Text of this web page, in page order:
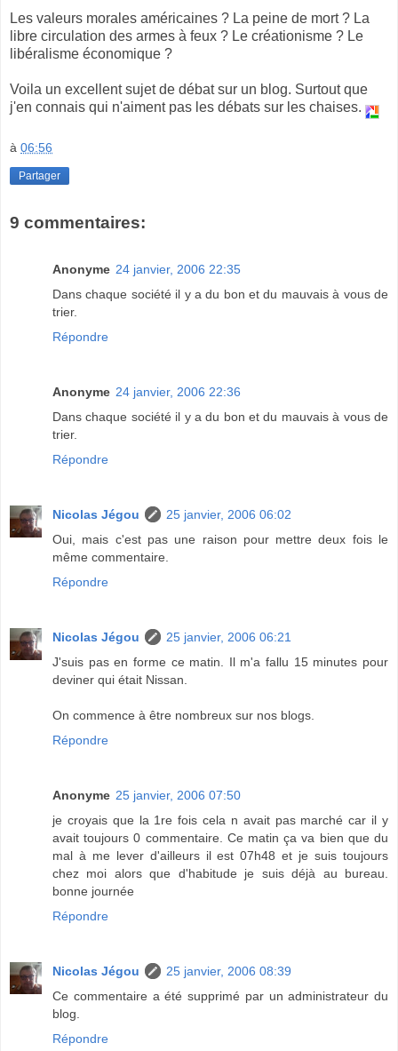
Les valeurs morales américaines ? La peine de mort ? La
libre circulation des armes à feux ? Le créationisme ? Le
libéralisme économique ?
Voila un excellent sujet de débat sur un blog. Surtout que
j'en connais qui n'aiment pas les débats sur les chaises.
à 06:56
Partager
9 commentaires:
Anonyme 24 janvier, 2006 22:35
Dans chaque société il y a du bon et du mauvais à vous de
trier.
Répondre
Anonyme 24 janvier, 2006 22:36
Dans chaque société il y a du bon et du mauvais à vous de
trier.
Répondre
Nicolas Jégou
25 janvier, 2006 06:02
Oui, mais c'est pas une raison pour mettre deux fois le
même commentaire.
Répondre
Nicolas Jégou
25 janvier, 2006 06:21
J'suis pas en forme ce matin. Il m'a fallu 15 minutes pour
deviner qui était Nissan.
On commence à être nombreux sur nos blogs.
Répondre
Anonyme 25 janvier, 2006 07:50
je croyais que la 1re fois cela n avait pas marché car il y
avait toujours 0 commentaire. Ce matin ça va bien que du
mal à me lever d'ailleurs il est 07h48 et je suis toujours
chez moi alors que d'habitude je suis déjà au bureau.
bonne journée
Répondre
Nicolas Jégou
25 janvier, 2006 08:39
Ce commentaire a été supprimé par un administrateur du
blog.
Répondre